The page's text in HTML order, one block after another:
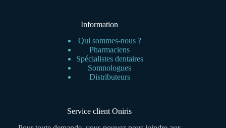
Information
Qui sommes-nous ?
Pharmaciens
Spécialistes dentaires
Somnologues
Distributeurs
Service client Oniris